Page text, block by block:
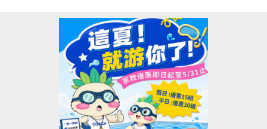
◆ 第一名｜5,000元
◆ 第二名｜3,000元
◆ 第三名｜2,000元
◆ 報名截止｜即日起至 6/12（五）21:30止
◆ 報名方式：1F 櫃台臨櫃報名